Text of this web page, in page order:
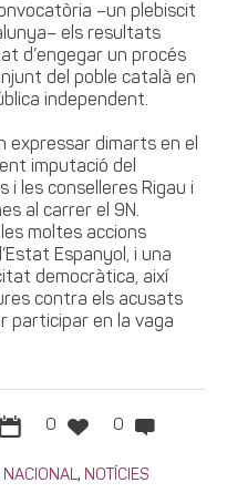
–un plebiscit
els resultats
d’engegar un procés
del poble català en
independent.
expressar dimarts en el
imputació del
i les conselleres Rigau i
al carrer el 9N.
moltes accions
Espanyol, i una
democràtica, així
contra els acusats
participar en la vaga
0 0
NACIONAL, NOTÍCIES